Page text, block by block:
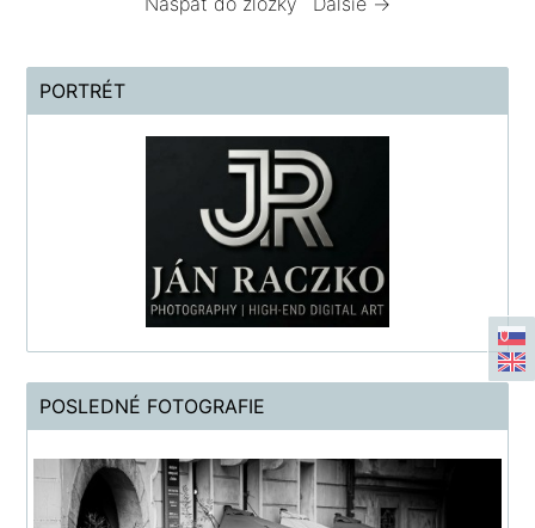
PORTRÉT
POSLEDNÉ FOTOGRAFIE